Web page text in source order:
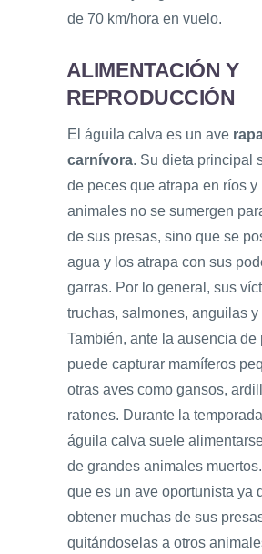
de 70 km/hora en vuelo.
ALIMENTACIÓN Y
REPRODUCCIÓN
El águila calva es un ave
carnívora. Su dieta principal
de peces que atrapa en ríos y
animales no se sumergen
de sus presas, sino que se
agua y los atrapa con sus
garras. Por lo general, sus
truchas, salmones, anguilas y
También, ante la ausencia de
puede capturar mamíferos
otras aves como gansos,
ratones. Durante la
águila calva suele
de grandes animales
que es un ave oportunista ya
obtener muchas de sus
quitándoselas a otros